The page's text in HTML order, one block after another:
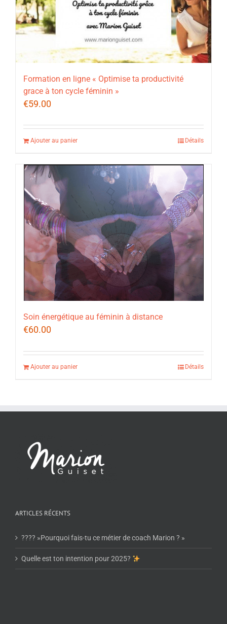
Formation en ligne « Optimise ta productivité
grace à ton cycle féminin »
€59.00
Ajouter au panier Détails
Soin énergétique au féminin à distance
€60.00
Ajouter au panier Détails
ARTICLES RÉCENTS
???? »Pourquoi fais-tu ce métier de coach Marion ? »
Quelle est ton intention pour 2025?